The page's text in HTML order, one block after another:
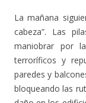
La mañana
cabeza”. Las
maniobrar por
terroríficos y
paredes y
bloqueando las